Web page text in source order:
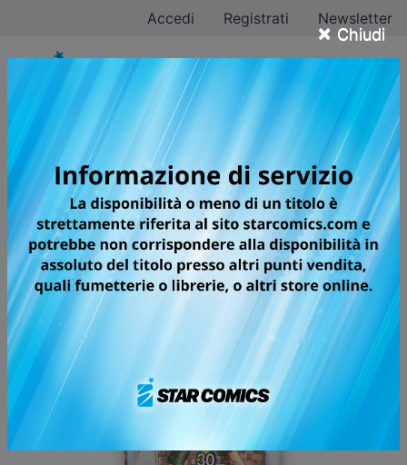
× Chiudi
Accedi Registrati Newsletter
Hiro Mashima
Tutti i fumetti